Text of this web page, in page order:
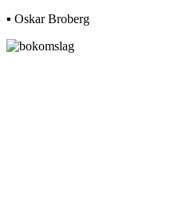
▪ Oskar Broberg